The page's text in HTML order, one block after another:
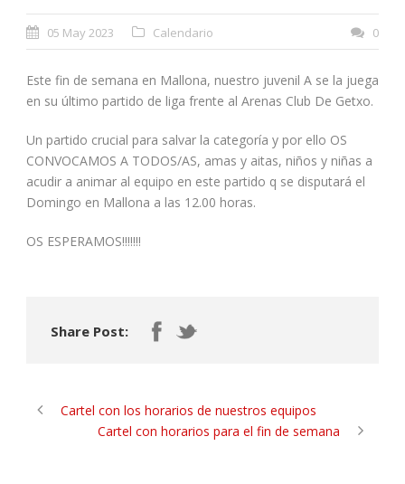
05 May 2023 Calendario 0
Este fin de semana en Mallona, nuestro juvenil A se la juega
en su último partido de liga frente al Arenas Club De Getxo.
Un partido crucial para salvar la categoría y por ello OS
CONVOCAMOS A TODOS/AS, amas y aitas, niños y niñas a
acudir a animar al equipo en este partido q se disputará el
Domingo en Mallona a las 12.00 horas.
OS ESPERAMOS!!!!!!!
Share Post:
Cartel con los horarios de nuestros equipos
Cartel con horarios para el fin de semana